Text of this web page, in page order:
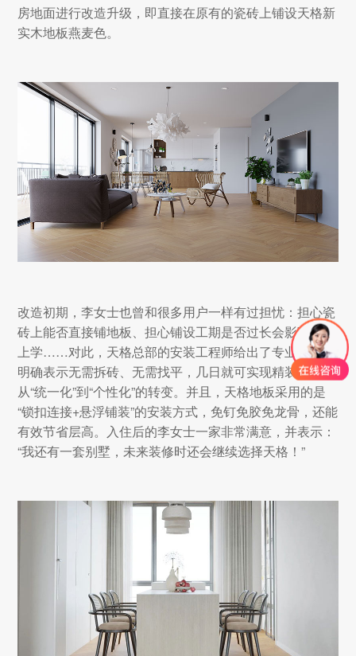
房地面进行改造升级，即直接在原有的瓷砖上铺设天格新
实木地板燕麦色。
改造初期，李女士也曾和很多用户一样有过担忧：担心瓷
砖上能否直接铺地板、担心铺设工期是否过长会影响孩子
上学……对此，天格总部的安装工程师给出了专业解答，
明确表示无需拆砖、无需找平，几日就可实现精装房地面
从“统一化”到“个性化”的转变。并且，天格地板采用的是
“锁扣连接+悬浮铺装”的安装方式，免钉免胶免龙骨，还能
有效节省层高。入住后的李女士一家非常满意，并表示：
“我还有一套别墅，未来装修时还会继续选择天格！”